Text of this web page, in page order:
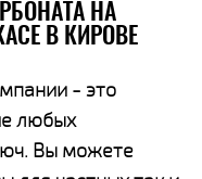
НА
В КИРОВЕ
- это
любых
Вы можете